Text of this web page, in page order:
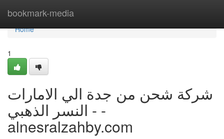
bookmark-media
Home
Home
1
شركة شحن من جدة الي الامارات
- النسر الذهبي -
alnesralzahby.com